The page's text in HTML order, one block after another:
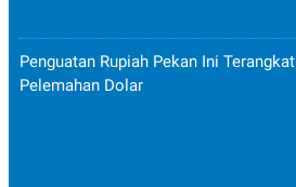
Penguatan Rupiah Pekan Ini Terangkat
Pelemahan Dolar